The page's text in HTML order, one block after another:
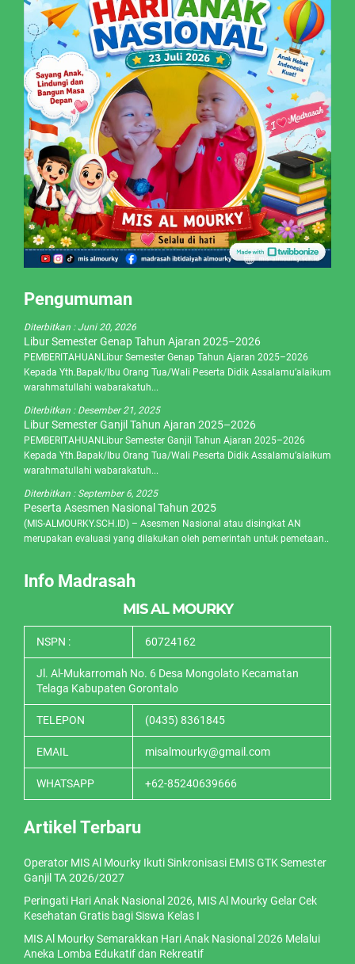
Pengumuman
Diterbitkan :Juni 20, 2026
Libur Semester Genap Tahun Ajaran 2025–2026
PEMBERITAHUANLibur Semester Genap Tahun Ajaran 2025–2026
Kepada Yth.Bapak/Ibu Orang Tua/Wali Peserta Didik Assalamu’alaikum
warahmatullahi wabarakatuh...
Diterbitkan : Desember 21, 2025
Libur Semester Ganjil Tahun Ajaran 2025–2026
PEMBERITAHUANLibur Semester Ganjil Tahun Ajaran 2025–2026
Kepada Yth.Bapak/Ibu Orang Tua/Wali Peserta Didik Assalamu’alaikum
warahmatullahi wabarakatuh...
Diterbitkan : September 6, 2025
Peserta Asesmen Nasional Tahun 2025
(MIS-ALMOURKY.SCH.ID) – Asesmen Nasional atau disingkat AN
merupakan evaluasi yang dilakukan oleh pemerintah untuk pemetaan..
Info Madrasah
MIS AL MOURKY
NSPN : 60724162
Jl. Al-Mukarromah No. 6 Desa Mongolato Kecamatan
Telaga Kabupaten Gorontalo
TELEPON (0435) 8361845
EMAIL misalmourky@gmail.com
WHATSAPP +62-85240639666
Artikel Terbaru
Operator MIS Al Mourky Ikuti Sinkronisasi EMIS GTK Semester
Ganjil TA 2026/2027
Peringati Hari Anak Nasional 2026, MIS Al Mourky Gelar Cek
Kesehatan Gratis bagi Siswa Kelas I
MIS Al Mourky Semarakkan Hari Anak Nasional 2026 Melalui
Aneka Lomba Edukatif dan Rekreatif